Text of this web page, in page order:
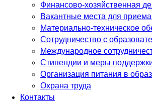
Финансово-хозяйственная
Вакантные места для
Материально-техническое
Сотрудничество с
Международное
Стипендии и меры
Организация питания в
Охрана труда
Контакты